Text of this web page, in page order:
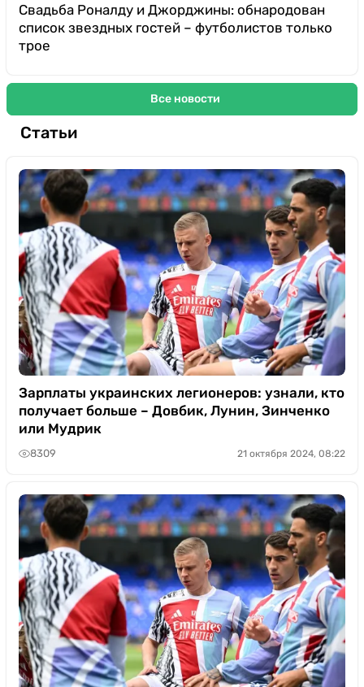
Свадьба Роналду и Джорджины: обнародован
список звездных гостей – футболистов только
трое
Все новости
Статьи
Зарплаты украинских легионеров: узнали, кто
получает больше – Довбик, Лунин, Зинченко
или Мудрик
8309 21 октября 2024, 08:22